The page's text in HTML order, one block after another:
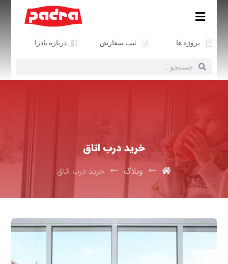
پروژه ها ثبت سفارش درباره پادرا
خرید درب اتاق
وبلاگ خرید درب اتاق